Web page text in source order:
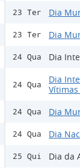
23 Ter Dia
23 Ter Dia
24 Qua Dia
24 Qua
Dia
24 Qua Dia
24 Qua Dia
25 Qui Dia da